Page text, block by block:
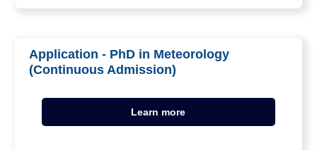
Application - PhD in Meteorology
(Continuous Admission)
Learn more